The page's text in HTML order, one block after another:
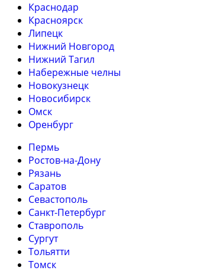
Краснодар
Красноярск
Липецк
Нижний Новгород
Нижний Тагил
Набережные челны
Новокузнецк
Новосибирск
Омск
Оренбург
Пермь
Ростов-на-Дону
Рязань
Саратов
Севастополь
Санкт-Петербург
Ставрополь
Сургут
Тольятти
Томск